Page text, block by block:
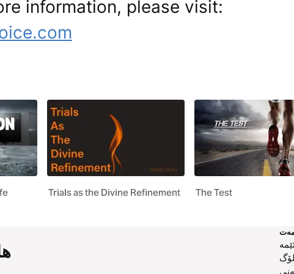
information, please visit:
Trials as the Divine Refinement The Test